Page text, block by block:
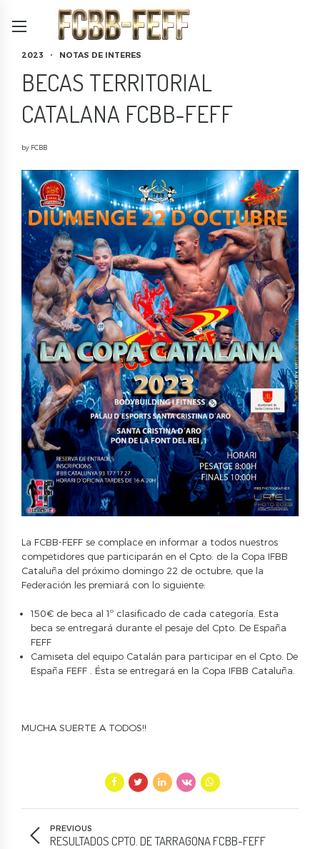
2023 NOTAS DE INTERES
BECAS TERRITORIAL
CATALANA FCBB-FEFF
by FCBB
La FCBB-FEFF se complace en informar a todos nuestros
competidores que participarán en el Cpto. de la Copa IFBB
Cataluña del próximo domingo 22 de octubre, que la
Federación les premiará con lo siguiente:
150€ de beca al 1º clasificado de cada categoría. Esta
beca se entregará durante el pesaje del Cpto. De España
FEFF
Camiseta del equipo Catalán para participar en el Cpto. De
España FEFF . Ésta se entregará en la Copa IFBB Cataluña.
MUCHA SUERTE A TODOS!!
PREVIOUS
RESULTADOS CPTO. DE TARRAGONA FCBB-FEFF